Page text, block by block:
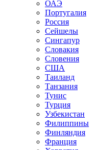
ОАЭ
Португалия
Россия
Сейшелы
Сингапур
Словакия
Словения
США
Таиланд
Танзания
Тунис
Турция
Узбекистан
Филиппины
Финляндия
Франция